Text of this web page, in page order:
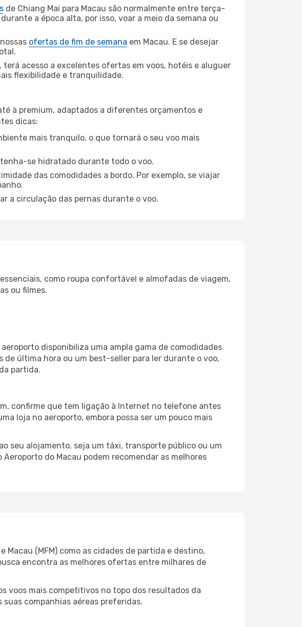
de Chiang Mai para Macau são normalmente entre terça-
a época alta, por isso, voar a meio da semana ou
ofertas de fim de semana em Macau. E se desejar
terá acesso a excelentes ofertas em voos, hotéis e aluguer
flexibilidade e tranquilidade.
à premium, adaptados a diferentes orçamentos e
dicas:
mais tranquilo, o que tornará o seu voo mais
se hidratado durante todo o voo.
das comodidades a bordo. Por exemplo, se viajar
a circulação das pernas durante o voo.
como roupa confortável e almofadas de viagem,
ou filmes.
disponibiliza uma ampla gama de comodidades
última hora ou um best-seller para ler durante o voo,
partida.
confirme que tem ligação à Internet no telefone antes
loja no aeroporto, embora possa ser um pouco mais
seu alojamento, seja um táxi, transporte público ou um
do Macau podem recomendar as melhores
Macau (MFM) como as cidades de partida e destino,
encontra as melhores ofertas entre milhares de
voos mais competitivos no topo dos resultados da
suas companhias aéreas preferidas.